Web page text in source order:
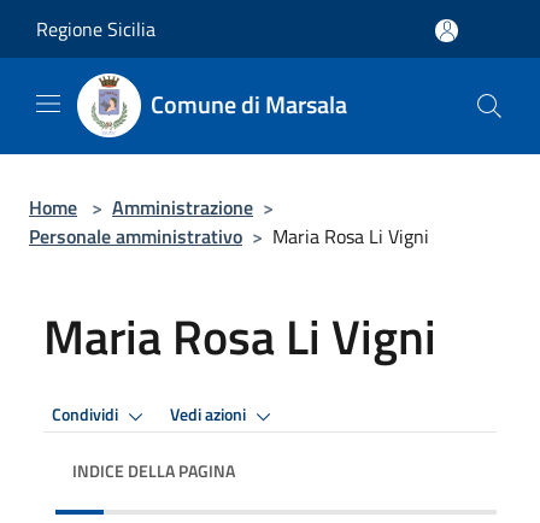
Regione Sicilia
Comune di Marsala
Home > Amministrazione >
Personale amministrativo > Maria Rosa Li Vigni
Maria Rosa Li Vigni
Condividi Vedi azioni
INDICE DELLA PAGINA